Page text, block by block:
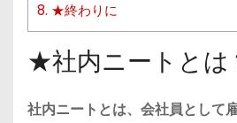
8. ★終わりに
★社内ニートとは
社内ニートとは、会社員として